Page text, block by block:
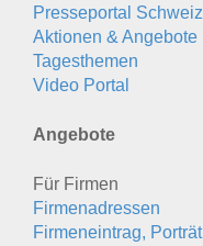
Presseportal Schweiz
Aktionen & Angebote
Tagesthemen
Video Portal
Angebote
Für Firmen
Firmenadressen
Firmeneintrag, Porträt